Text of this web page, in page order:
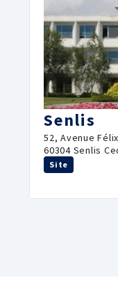
Senlis
52, Avenue
60304 Senlis
Site